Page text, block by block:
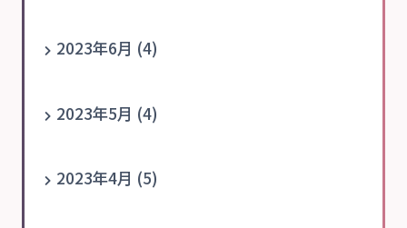
2023年6月 (4)
2023年5月 (4)
2023年4月 (5)